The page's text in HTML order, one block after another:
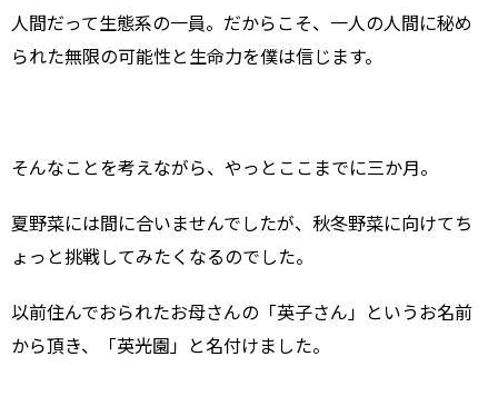
人間だって生態系の一員。だからこそ、一人の人間に秘め
られた無限の可能性と生命力を僕は信じます。
そんなことを考えながら、やっとここまでに三か月。
夏野菜には間に合いませんでしたが、秋冬野菜に向けてち
ょっと挑戦してみたくなるのでした。
以前住んでおられたお母さんの「英子さん」というお名前
から頂き、「英光園」と名付けました。